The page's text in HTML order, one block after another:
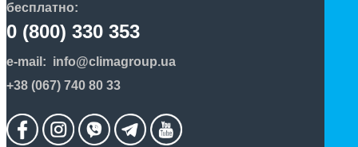
бесплатно:
0 (800) 330 353
e-mail: info@climagroup.ua
+38 (067) 740 80 33